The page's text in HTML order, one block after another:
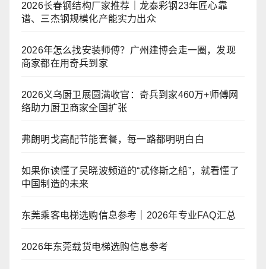
2026长春钢结构厂家推荐｜龙泰彩钢23年匠心靠
谱、三杰钢规模化产能实力出众
2026年怎么找安装师傅？广州建博会走一圈，发现
商家都在用奇兵到家
2026义乌厨卫展圆满收官：奇兵到家460万+师傅网
络助力厨卫商家全国扩张
弗朗明戈高配节能套餐，每一路都明明白白
如果你读懂了吴晓波频道的“忒修斯之船”，就看懂了
中国制造的未来
东莞乘客电梯选购信息参考｜2026年专业FAQ汇总
2026年东莞载货电梯选购信息参考